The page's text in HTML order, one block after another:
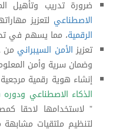
ضرورة تدريب وتأهيل
الاصطناعي لتعزيز
الرقمية، مما يسهم في
تعزيزالأمن السيبراني من
وضمان سرية وأمن
إنشاء هوية رقمية
الذكاء الاصطناعي ودوره
” لاستخدامها لاحقا
لتنظيم ملتقيات